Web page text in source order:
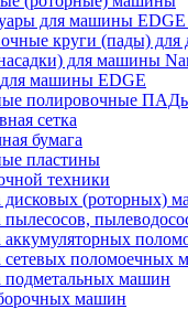
для машины
круги (пады)
для машины
машины EDGE
полировочные
сетка
бумага
пластины
техники
дисковых (роторных)
пылесосов,
аккумуляторных
сетевых поломоечных
подметальных машин
машин